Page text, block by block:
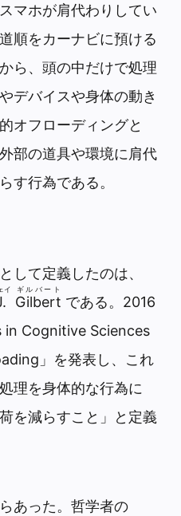
マホが肩代わりしてい
順をカーナビに預ける
ら、頭の中だけで処理
デバイスや身体の動き
オフローディングと
部の道具や環境に肩代
す行為である。
して定義したのは、
イ
Gilbert
ギルバート
である。2016
in Cognitive Sciences
」を発表し、これ
理を身体的な行為に
を減らすこと」と定義
あった。哲学者の